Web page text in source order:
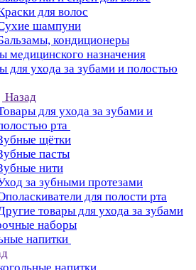
для волос
шампуни
кондиционеры
медицинского назначения
для ухода за зубами и полостью
Назад
для ухода за зубами и
рта
щётки
пасты
нити
за зубными протезами
для полости рта
товары для ухода за зубами
наборы
напитки